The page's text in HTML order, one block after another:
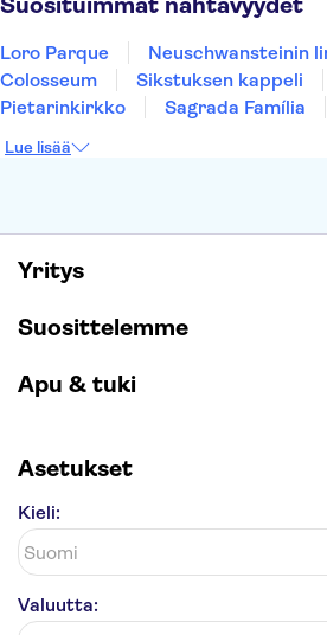
Loro Parque Neuschwansteinin
Colosseum
Sikstuksen kappeli
Pietarinkirkko
Sagrada Família
Keukenhof
Lue lisää
Yritys
Suosittelemme
Apu & tuki
Asetukset
Kieli:
Valuutta: